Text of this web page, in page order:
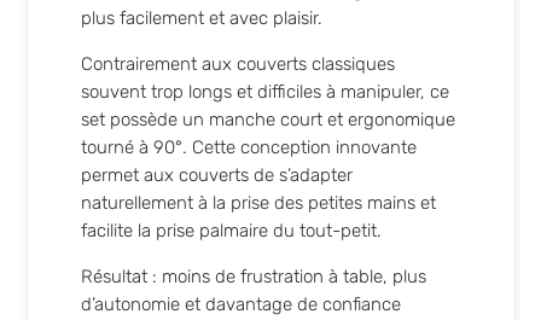
plus facilement et avec plaisir.
Contrairement aux couverts classiques
souvent trop longs et difficiles à manipuler, ce
set possède un manche court et ergonomique
tourné à 90°. Cette conception innovante
permet aux couverts de s’adapter
naturellement à la prise des petites mains et
facilite la prise palmaire du tout-petit.
Résultat : moins de frustration à table, plus
d’autonomie et davantage de confiance